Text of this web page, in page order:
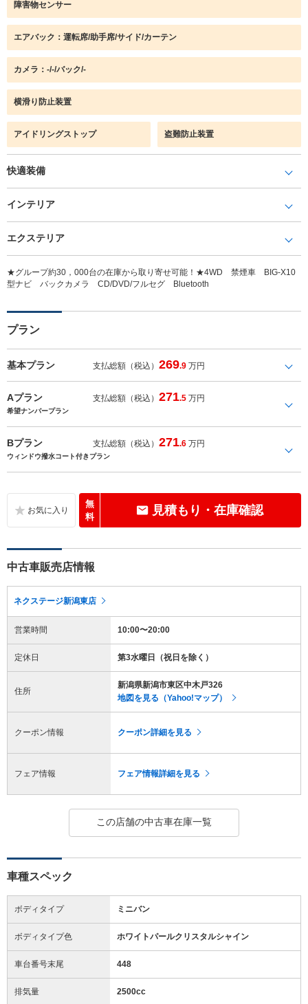
障害物センサー
エアバック：運転席/助手席/サイド/カーテン
カメラ：-/-/バック/-
横滑り防止装置
アイドリングストップ 盗難防止装置
快適装備
インテリア
エクステリア
★グループ約30，000台の在庫から取り寄せ可能！★4WD 禁煙車 BIG-X10
型ナビ バックカメラ CD/DVD/フルセグ Bluetooth
プラン
基本プラン 支払総額（税込）269.9 万円
Aプラン 支払総額（税込）271.5 万円
希望ナンバープラン
Bプラン 支払総額（税込）271.6 万円
ウィンドウ撥水コート付きプラン
無
料
見積もり・在庫確認
中古車販売店情報
ネクステージ新潟東店
営業時間 10:00〜20:00
定休日 第3水曜日（祝日を除く）
住所
新潟県新潟市東区中木戸326
地図を見る（Yahoo!マップ）
クーポン情報 クーポン詳細を見る
フェア情報 フェア情報詳細を見る
この店舗の中古車在庫一覧
車種スペック
ボディタイプ ミニバン
ボディタイプ色 ホワイトパールクリスタルシャイン
車台番号末尾 448
排気量 2500cc